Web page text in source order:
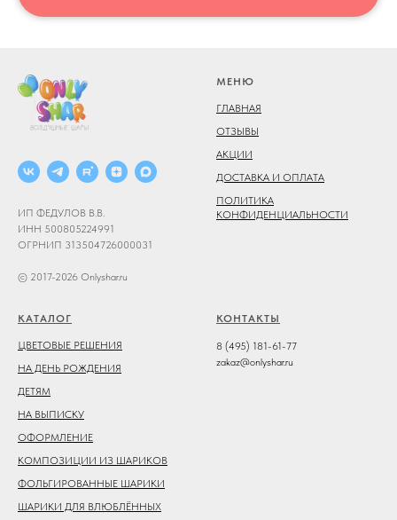
ИП ФЕДУЛОВ В.В.
ИНН 500805224991
ОГРНИП 313504726000031
© 2017-2026 Onlyshar.ru
МЕНЮ
ГЛАВНАЯ
ОТЗЫВЫ
АКЦИИ
ДОСТАВКА И ОПЛАТА
ПОЛИТИКА
КОНФИДЕНЦИАЛЬНОСТИ
КАТАЛОГ
ЦВЕТОВЫЕ РЕШЕНИЯ
НА ДЕНЬ РОЖДЕНИЯ
ДЕТЯМ
НА ВЫПИСКУ
ОФОРМЛЕНИЕ
КОМПОЗИЦИИ ИЗ ШАРИКОВ
ФОЛЬГИРОВАННЫЕ ШАРИКИ
ШАРИКИ ДЛЯ ВЛЮБЛЁННЫХ
КОНТАКТЫ
8 (495) 181-61-77
zakaz@onlyshar.ru